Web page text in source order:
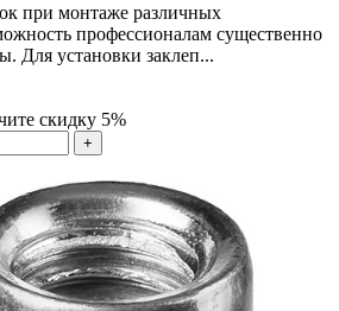
при монтаже различных
профессионалам существенно
Для установки заклеп...
скидку 5%
+